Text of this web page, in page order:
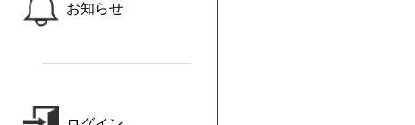
お知らせ